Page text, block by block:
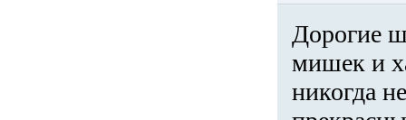
Дорогие
мишек и
никогда